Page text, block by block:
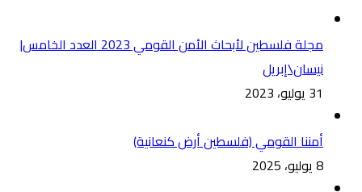
مجلة فلسطين لأبحاث الأمن القومي 2023 العدد الخامس|
نيسان\إبريل
31 يوليو، 2023
أمننا القومي (فلسطين أرض كنعانية)
8 يوليو، 2025